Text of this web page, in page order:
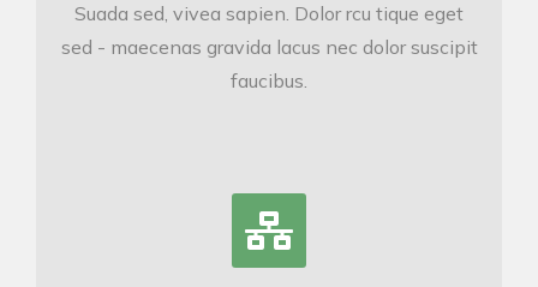
Suada sed, vivea sapien. Dolor rcu tique eget
sed - maecenas gravida lacus nec dolor suscipit
faucibus.